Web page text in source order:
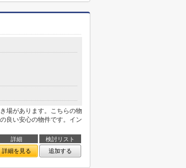
場があります。こちらの物
良い安心の物件です。イン
詳細
検討リスト
詳細を見る 追加する